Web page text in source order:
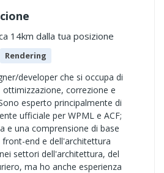
14km dalla tua posizione
Rendering
developer che si occupa di
ottimizzazione, correzione e
esperto principalmente di
ufficiale per WPML e ACF;
e una comprensione di base
end e dell'architettura
settori dell'architettura, del
ma ho anche esperienza